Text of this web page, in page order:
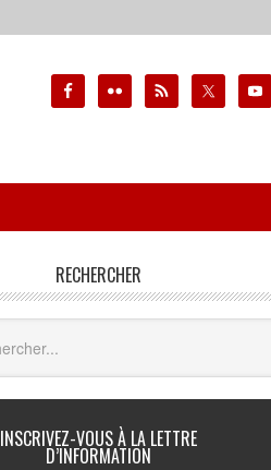
RECHERCHER
INSCRIVEZ-VOUS À LA LETTRE
D’INFORMATION